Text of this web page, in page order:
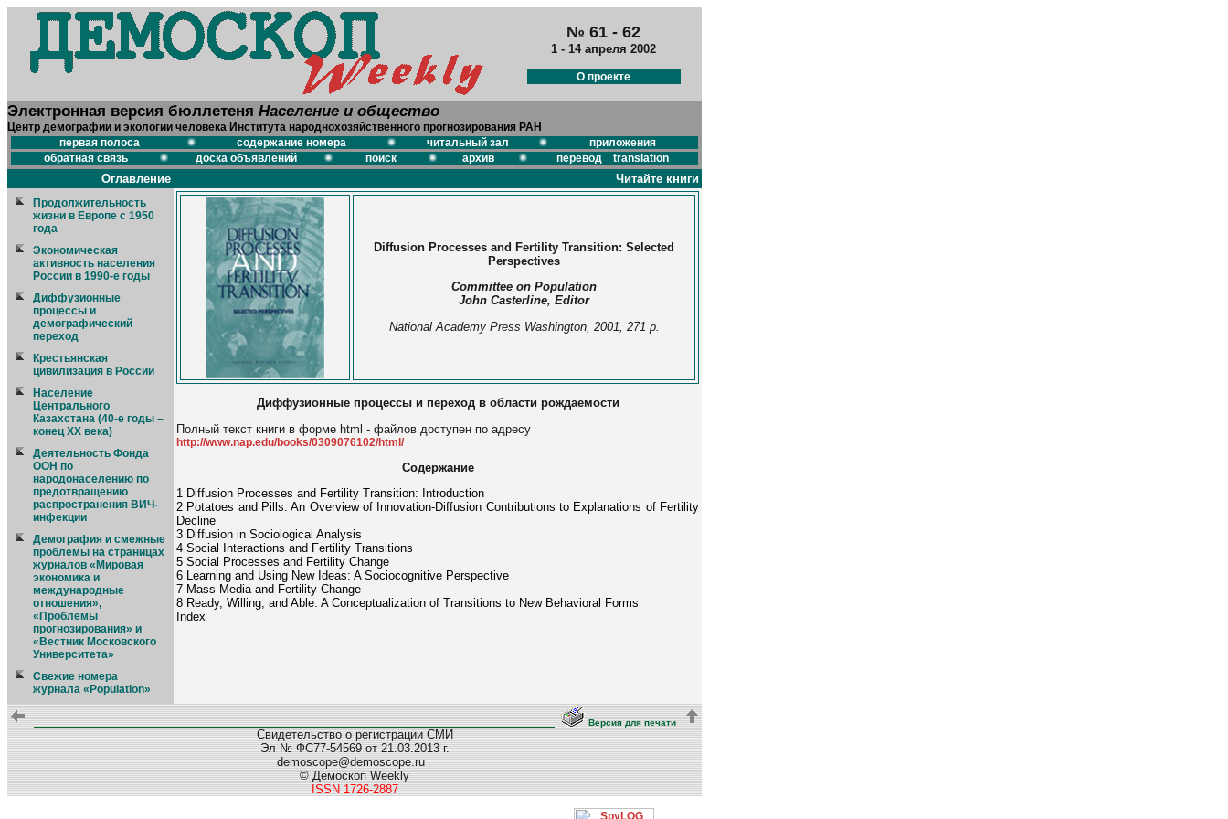
№ 61 - 62
1 - 14 апреля 2002
О проекте
Электронная версия бюллетеня Население и общество
Центр демографии и экологии человека Института народнохозяйственного прогнозирования РАН
первая полоса
содержание номера читальный зал
приложения
обратная связь
доска объявлений поиск архив перевод translation
Оглавление Читайте книги
Продолжительность
жизни в Европе с 1950
года
Экономическая
активность населения
России в 1990-е годы
Диффузионные
процессы и
демографический
переход
Крестьянская
цивилизация в России
Население
Центрального
Казахстана (40-е годы –
конец XX века)
Деятельность Фонда
ООН по
народонаселению по
предотвращению
распространения ВИЧ-
инфекции
Демография и смежные
проблемы на страницах
журналов «Мировая
экономика и
международные
отношения»,
«Проблемы
прогнозирования» и
«Вестник Московского
Университета»
Свежие номера
журнала «Population»
Diffusion Processes and Fertility Transition: Selected
Perspectives
Committee on Population
John Casterline, Editor
National Academy Press Washington, 2001, 271 p.
Диффузионные процессы и переход в области рождаемости
Полный текст книги в форме html - файлов доступен по адресу
http://www.nap.edu/books/0309076102/html/
Содержание
1 Diffusion Processes and Fertility Transition: Introduction
2 Potatoes and Pills: An Overview of Innovation-Diffusion Contributions to Explanations of Fertility
Decline
3 Diffusion in Sociological Analysis
4 Social Interactions and Fertility Transitions
5 Social Processes and Fertility Change
6 Learning and Using New Ideas: A Sociocognitive Perspective
7 Mass Media and Fertility Change
8 Ready, Willing, and Able: A Conceptualization of Transitions to New Behavioral Forms
Index
Версия для печати
Свидетельство о регистрации СМИ
Эл № ФС77-54569 от 21.03.2013 г.
demoscope@demoscope.ru
© Демоскоп Weekly
ISSN 1726-2887